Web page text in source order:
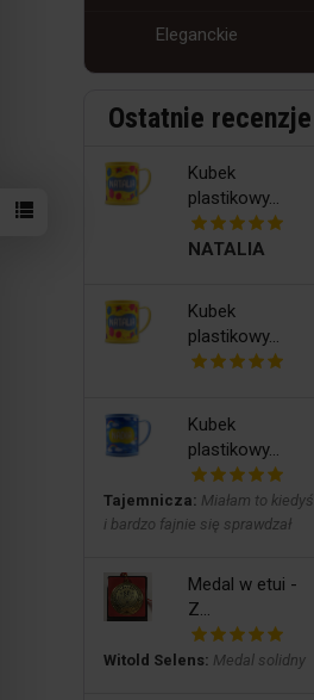
Eleganckie
Ostatnie recenzje
Kubek
plastikowy...
NATALIA
Kubek
plastikowy...
Kubek
plastikowy...
Tajemnicza: Miałam to kiedyś
i bardzo fajnie się sprawdzał
Medal w etui -
Z...
Witold Selens: Medal solidny